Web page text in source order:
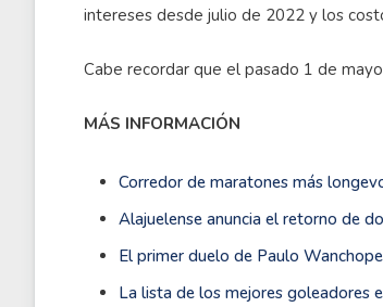
intereses desde julio de 2022 y los
Cabe recordar que el pasado 1 de
MÁS INFORMACIÓN
Corredor de maratones más
Alajuelense anuncia el retorno de
El primer duelo de Paulo
La lista de los mejores goleadores